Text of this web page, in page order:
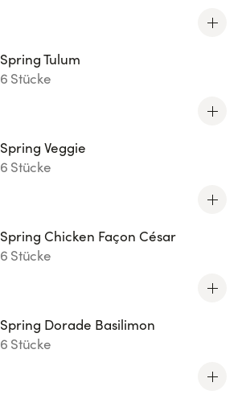
Spring Tulum
6 Stücke
Spring Veggie
6 Stücke
Spring Chicken Façon César
6 Stücke
Spring Dorade Basilimon
6 Stücke